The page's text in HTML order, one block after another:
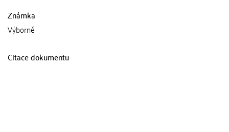
Známka
Výborně
Citace dokumentu